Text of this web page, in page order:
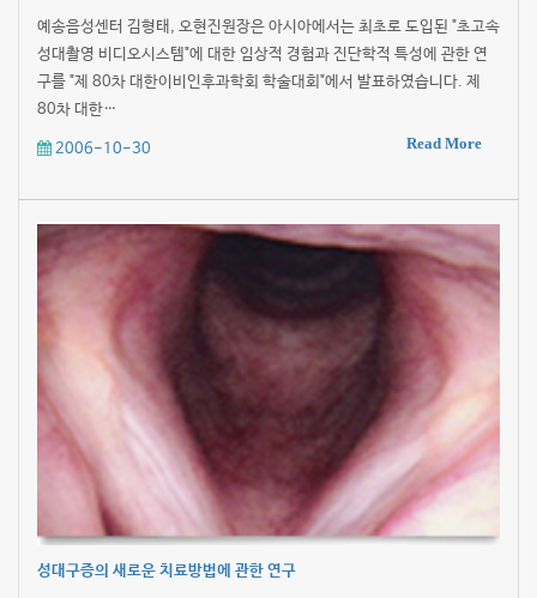
예송음성센터 김형태, 오현진원장은 아시아에서는 최초로 도입된 "초고속
성대촬영 비디오시스템"에 대한 임상적 경험과 진단학적 특성에 관한 연
구를 "제 80차 대한이비인후과학회 학술대회"에서 발표하였습니다. 제
80차 대한…
2006-10-30 Read More
성대구증의 새로운 치료방법에 관한 연구